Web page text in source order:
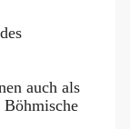
auch als